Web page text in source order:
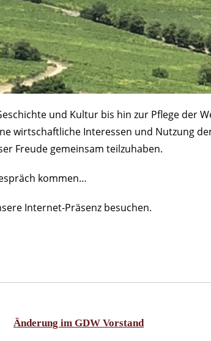
und Kultur bis hin zur Pflege der
wirtschaftliche Interessen und Nutzung
Freude gemeinsam teilzuhaben.
kommen…
Internet-Präsenz besuchen.
Änderung im GDW Vorstand